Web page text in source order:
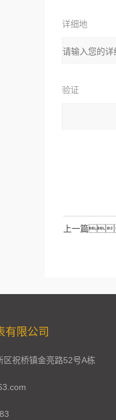
详细地
址：
验证
如：
上一篇
有限公司
祝桥镇金亮路52号A栋